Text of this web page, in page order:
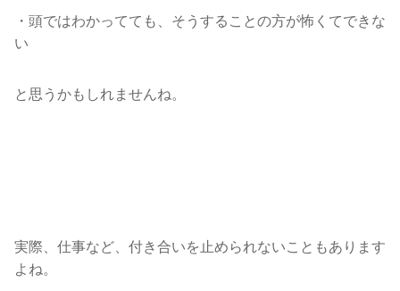
・頭ではわかってても、そうすることの方が怖くてできな
い
と思うかもしれませんね。
実際、仕事など、付き合いを止められないこともあります
よね。